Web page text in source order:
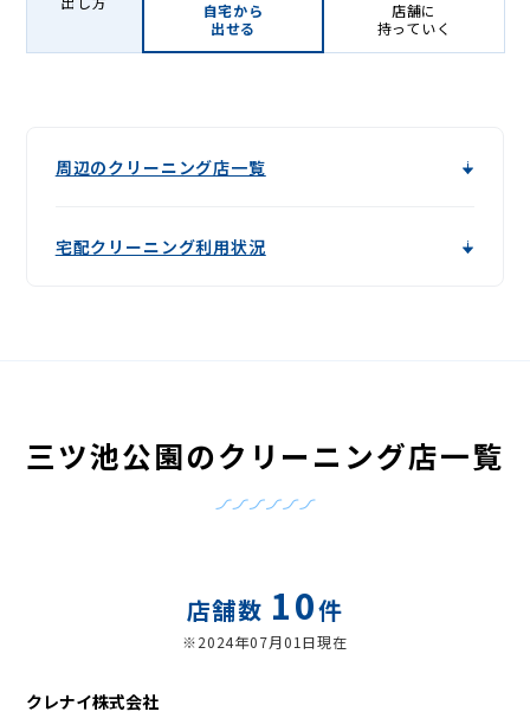
自宅から
出せる
店舗に
持っていく
周辺のクリーニング店一覧
宅配クリーニング利用状況
三ツ池公園のクリーニング店一覧
店舗数 10件
※2024年07月01日現在
クレナイ株式会社